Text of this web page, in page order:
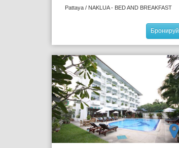
Pattaya / NAKLUA - BED AND BREAKFAST
Бронируй